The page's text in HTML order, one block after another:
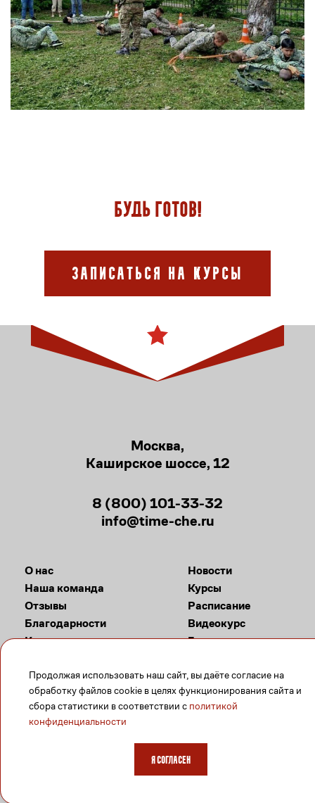
Будь готов!
Записаться на курсы
О нас
Наша команда
Отзывы
Благодарности
Контакты
Новости
Курсы
Расписание
Видеокурс
Галерея
Москва,
Каширское шоссе, 12
8 (800) 101-33-32
info@time-che.ru
Задать вопрос
Продолжая использовать наш сайт, вы даёте согласие на
обработку файлов cookie в целях функционирования сайта и
сбора статистики в соответствии с политикой
конфиденциальности
Я согласен